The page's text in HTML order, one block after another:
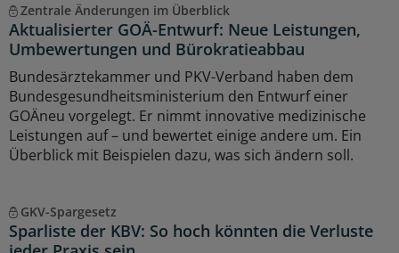
Zentrale Änderungen im Überblick
Aktualisierter GOÄ-Entwurf: Neue Leistungen,
Umbewertungen und Bürokratieabbau
Bundesärztekammer und PKV-Verband haben dem
Bundesgesundheitsministerium den Entwurf einer
GOÄneu vorgelegt. Er nimmt innovative medizinische
Leistungen auf – und bewertet einige andere um. Ein
Überblick mit Beispielen dazu, was sich ändern soll.
GKV-Spargesetz
Sparliste der KBV: So hoch könnten die Verluste